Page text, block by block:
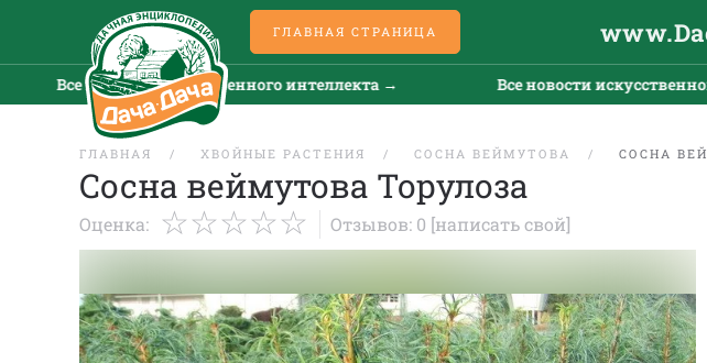
ГЛАВНАЯ СТРАНИЦА
Все новости искусственного интеллекта → Все новости искусственного
ГЛАВНАЯ ХВОЙНЫЕ РАСТЕНИЯ СОСНА ВЕЙМУТОВА СОСНА
Сосна веймутова Торулоза
Оценка: Отзывов: 0 [написать свой]